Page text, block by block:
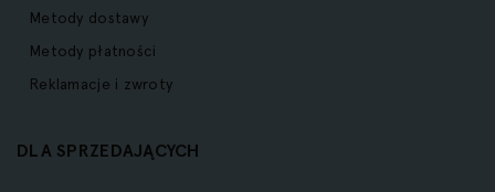
Metody dostawy
Metody płatności
Reklamacje i zwroty
DLA SPRZEDAJĄCYCH